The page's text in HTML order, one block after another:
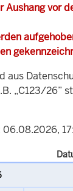
Aushang vor
aus
„C123/26”